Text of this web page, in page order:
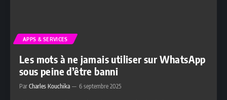
APPS & SERVICES
Les mots à ne jamais utiliser sur WhatsApp
sous peine d’être banni
Par Charles Kouchika 6 septembre 2025